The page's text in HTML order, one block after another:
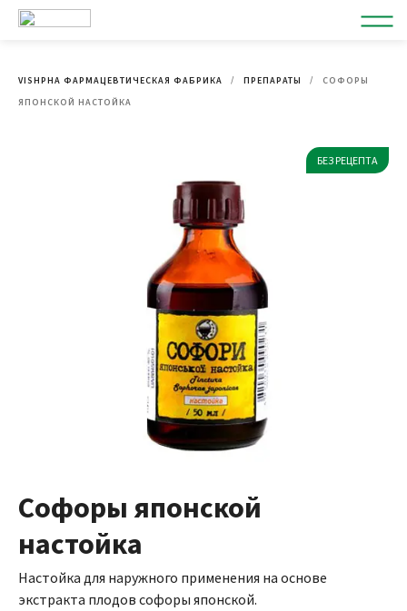
VISHPHA ФАРМАЦЕВТИЧЕСКАЯ ФАБРИКА ПРЕПАРАТЫ
СОФОРЫ
ЯПОНСКОЙ НАСТОЙКА
БЕЗ РЕЦЕПТА
Софоры японской
настойка
Настойка для наружного применения на основе
экстракта плодов софоры японской.